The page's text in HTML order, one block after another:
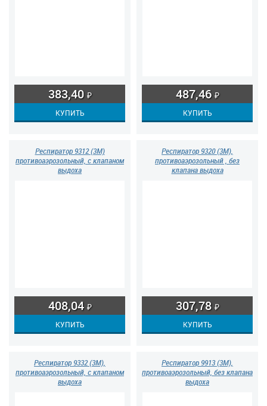
383,40 ₽ 487,46 ₽
Респиратор 9312 (3М)
противоаэрозольный, с клапаном
выдоха
408,04 ₽
Респиратор 9320 (3М),
противоаэрозольный , без
клапана выдоха
307,78 ₽
Респиратор 9332 (3М),
противоаэрозольный, с клапаном
выдоха
Респиратор 9913 (3М),
противоаэрозольный, без клапана
выдоха